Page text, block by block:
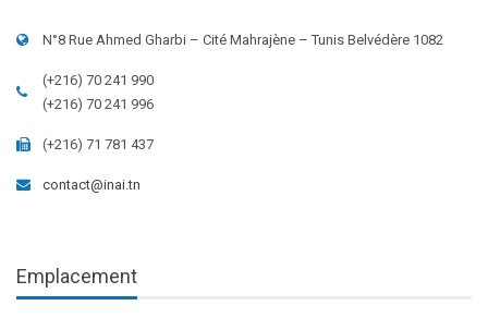
N°8 Rue Ahmed Gharbi – Cité Mahrajène – Tunis Belvédère 1082
(+216) 70 241 990
(+216) 70 241 996
(+216) 71 781 437
contact@inai.tn
Emplacement